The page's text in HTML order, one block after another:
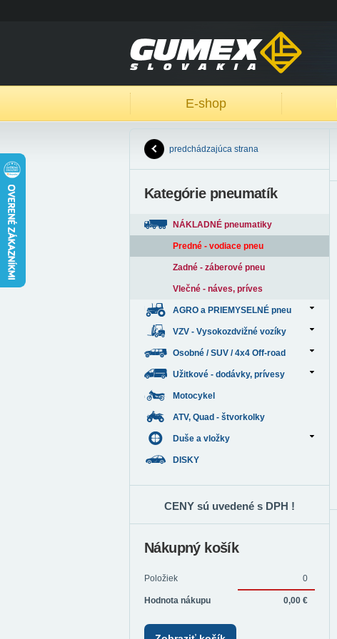
E-shop
predchádzajúca strana
Kategórie pneumatík
NÁKLADNÉ pneumatiky
Predné - vodiace pneu
Zadné - záberové pneu
Vlečné - náves, príves
AGRO a PRIEMYSELNÉ pneu
VZV - Vysokozdvižné vozíky
Osobné / SUV / 4x4 Off-road
Užitkové - dodávky, prívesy
Motocykel
ATV, Quad - štvorkolky
Duše a vložky
DISKY
CENY sú uvedené s DPH !
Nákupný košík
Položiek 0
Hodnota nákupu 0,00 €